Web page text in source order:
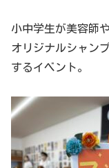
小中学生が美容師
オリジナルシャン
するイベント。